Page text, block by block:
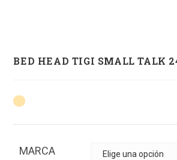
BED HEAD TIGI SMALL TALK
MARCA